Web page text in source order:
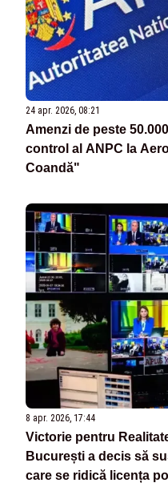
24 apr. 2026, 08:21
Amenzi de peste
control al ANPC la
Coandă"
8 apr. 2026, 17:44
Victorie pentru
București a decis să
care se ridică licența